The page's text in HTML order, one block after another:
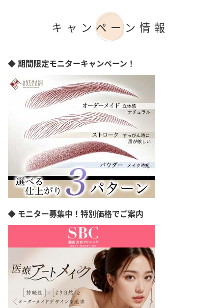
大田区
足立区
目黒区
世田谷区
八王子市
千代田区
品川区
中野区
アートメイク
キャンペーン情報
◆ 期間限定モニターキャンペーン！
◆ モニター募集中！特別価格でご案内